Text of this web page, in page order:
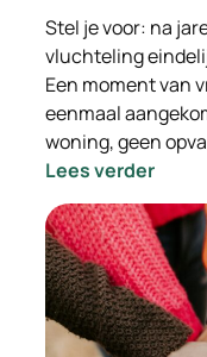
Stel je voor: na
vluchteling
Een moment van
eenmaal
woning, geen
Lees verder:
aan
een